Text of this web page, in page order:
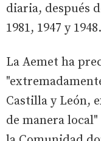
diaria, después
1981, 1947 y 1948.
La Aemet ha
Castilla y León,
de manera